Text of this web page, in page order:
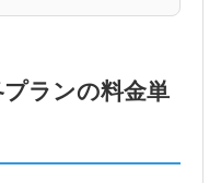
プランの料金単